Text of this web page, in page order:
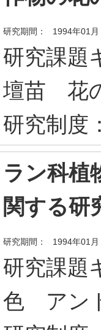
研究期間： 1994年01月
研究課
壇苗 花
研究制度
ラン科植
関する研
研究期間： 1994年01月
研究課題
色 アン